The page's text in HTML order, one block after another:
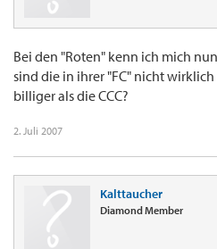
Bei den "Roten" kenn ich mich
sind die in ihrer "FC" nicht
billiger als die CCC?
2. Juli 2007
Kalttaucher
Diamond Member